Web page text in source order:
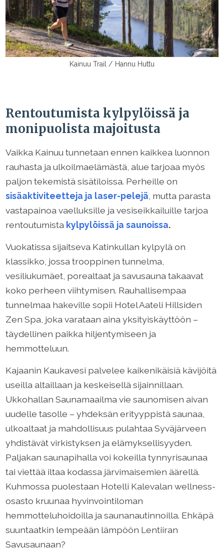
Kainuu Trail / Hannu Huttu
Rentoutumista kylpylöissä ja
monipuolista majoitusta
Vaikka Kainuu tunnetaan ennen kaikkea luonnon
rauhasta ja ulkoilmaelämästä, alue tarjoaa myös
paljon tekemistä sisätiloissa. Perheille on
sisäaktiviteetteja ja laser-pelejä , mutta parasta
vastapainoa vaelluksille ja vesiseikkailuille tarjoa
rentoutumista kylpylöissä ja saunoissa.
Vuokatissa sijaitseva Katinkullan kylpylä on
klassikko, jossa trooppinen tunnelma,
vesiliukumäet, porealtaat ja savusauna takaavat
koko perheen viihtymisen. Rauhallisempaa
tunnelmaa hakeville sopii Hotel Aateli Hillsiden
Zen Spa, joka varataan aina yksityiskäyttöön –
täydellinen paikka hiljentymiseen ja
hemmotteluun.
Kajaanin Kaukavesi palvelee kaikenikäisiä kävijöitä
useilla altaillaan ja keskeisellä sijainnillaan.
Ukkohallan Saunamaailma vie saunomisen aivan
uudelle tasolle – yhdeksän erityyppistä saunaa,
ulkoaltaat ja mahdollisuus pulahtaa Syväjärveen
yhdistävät virkistyksen ja elämyksellisyyden.
Paljakan saunapihalla voi kokeilla tynnyrisaunaa
tai viettää iltaa kodassa järvimaisemien äärellä.
Kuhmossa puolestaan Hotelli Kalevalan wellness-
osasto kruunaa hyvinvointiloman
hemmotteluhoidoilla ja saunanautinnoilla. Ehkäpä
suuntaatkin lempeään lämpöön Lentiiran
Savusaunaan?